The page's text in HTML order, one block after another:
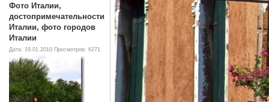
Фото Италии,
достопримечательности
Италии, фото городов
Италии
Дата: 19.01.2010 Просмотров: 6271